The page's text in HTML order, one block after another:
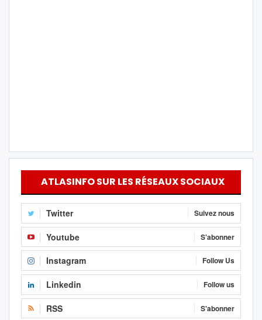
ATLASINFO SUR LES RÉSEAUX SOCIAUX
Twitter Suivez nous
Youtube S'abonner
Instagram Follow Us
Linkedin Follow us
RSS S'abonner